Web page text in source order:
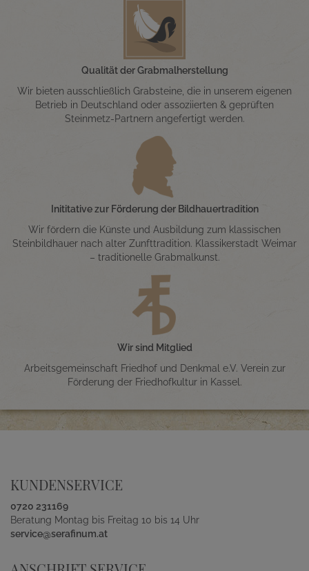
Qualität der Grabmalherstellung
Wir bieten ausschließlich Grabsteine, die in unserem eigenen
Betrieb in Deutschland oder assoziierten & geprüften
Steinmetz-Partnern angefertigt werden.
Inititative zur Förderung der Bildhauertradition
Wir fördern die Künste und Ausbildung zum klassischen
Steinbildhauer nach alter Zunfttradition. Klassikerstadt Weimar
– traditionelle Grabmalkunst.
Wir sind Mitglied
Arbeitsgemeinschaft Friedhof und Denkmal e.V. Verein zur
Förderung der Friedhofkultur in Kassel.
KUNDENSERVICE
0720 231169
Beratung Montag bis Freitag 10 bis 14 Uhr
service@serafinum.at